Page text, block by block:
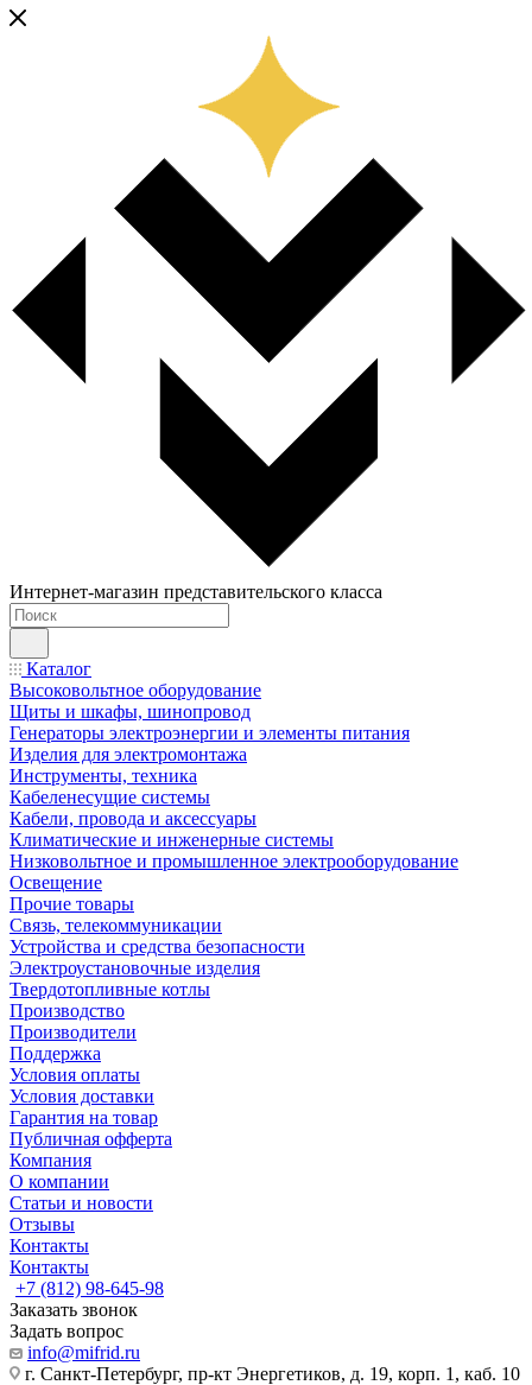
Интернет-магазин представительского класса
Каталог
Высоковольтное оборудование
Щиты и шкафы, шинопровод
Генераторы электроэнергии и элементы питания
Изделия для электромонтажа
Инструменты, техника
Кабеленесущие системы
Кабели, провода и аксессуары
Климатические и инженерные системы
Низковольтное и промышленное электрооборудование
Освещение
Прочие товары
Связь, телекоммуникации
Устройства и средства безопасности
Электроустановочные изделия
Твердотопливные котлы
Производство
Производители
Поддержка
Условия оплаты
Условия доставки
Гарантия на товар
Публичная офферта
Компания
О компании
Статьи и новости
Отзывы
Контакты
Контакты
+7 (812) 98-645-98
Заказать звонок
Задать вопрос
info@mifrid.ru
г. Санкт-Петербург, пр-кт Энергетиков, д. 19, корп. 1, каб. 10